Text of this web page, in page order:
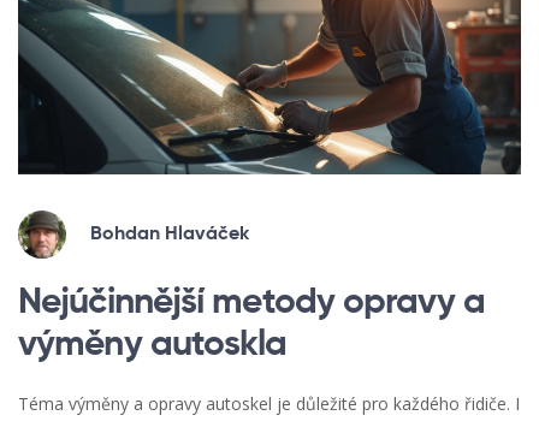
Bohdan Hlaváček
Nejúčinnější metody opravy a
výměny autoskla
Téma výměny a opravy autoskel je důležité pro každého řidiče. I